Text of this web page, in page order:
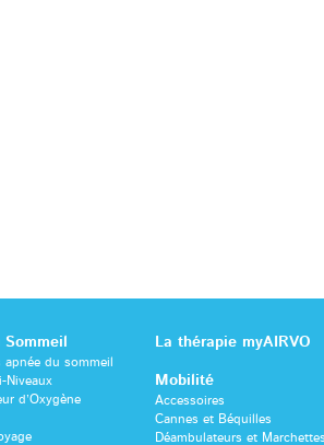
apnée du sommeil
Niveaux
d’Oxygène
La thérapie myAIRVO
Mobilité
Accessoires
Cannes et Béquilles
Déambulateurs et